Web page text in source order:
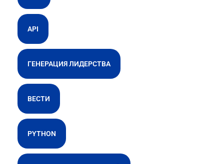
API
ГЕНЕРАЦИЯ ЛИДЕРСТВА
ВЕСТИ
PYTHON